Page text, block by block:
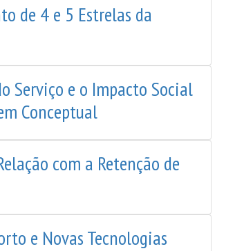
de 4 e 5 Estrelas da
Serviço e o Impacto Social
Conceptual
com a Retenção de
e Novas Tecnologias